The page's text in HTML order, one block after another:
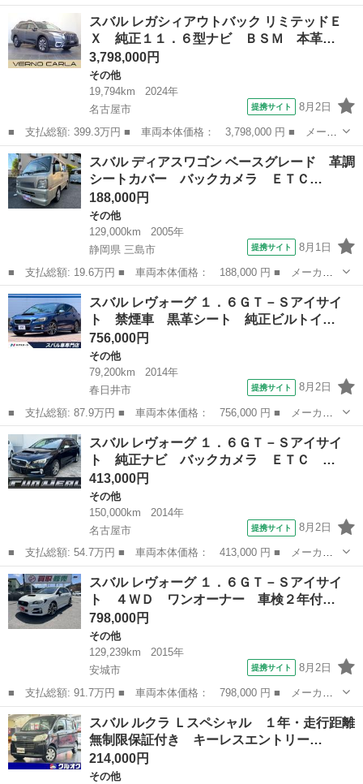
の自社ローンは 👉審査通過率95％❗️ さらに… 👉総額150万円までのお
車なら【頭金0円OK】✨ 「今は無理かも…」と...
ローン
スバル レガシィアウトバック リミテッドＥ
Ｘ 純正１１．６型ナビ ＢＳＭ 本革…
3,798,000円
その他
19,794km
2024年
名古屋市
提携サイト 8月2日
■ 支払総額: 399.3万円 ■ 車両本体価格： 3,798,000 円 ■ メーカ
ー名： スバル ■ 車種名： レガシィアウトバック ■ グレード
名： リミテッドＥＸ 純正１１．６型ナビ ＢＳＭ 本革シート
障害物セン...
愛知 名古屋市 その他
スバル ディアスワゴン ベースグレード 革調
シートカバー バックカメラ ＥＴＣ…
188,000円
その他
129,000km
2005年
静岡県 三島市
提携サイト 8月1日
■ 支払総額: 19.6万円 ■ 車両本体価格： 188,000 円 ■ メーカー
名： スバル ■ 車種名： ディアスワゴン ■ グレード名： ベー
スグレード 革調シートカバー バックカメラ ＥＴＣ ■ 排気
量： 660c...
静岡 三島市
スバル レヴォーグ １．６ＧＴ－Ｓアイサイ
ト 禁煙車 黒革シート 純正ビルトイ…
756,000円
その他
79,200km
2014年
春日井市
提携サイト 8月2日
■ 支払総額: 87.9万円 ■ 車両本体価格： 756,000 円 ■ メーカー
名： スバル ■ 車種名： レヴォーグ ■ グレード名： １．６Ｇ
Ｔ－Ｓアイサイト 禁煙車 黒革シート 純正ビルトインナビ ＥＴ
Ｃ バックカ...
愛知 春日井市
スバル レヴォーグ １．６ＧＴ－Ｓアイサイ
ト 純正ナビ バックカメラ ＥＴＣ …
413,000円
その他
150,000km
2014年
名古屋市
提携サイト 8月2日
■ 支払総額: 54.7万円 ■ 車両本体価格： 413,000 円 ■ メーカー
名： スバル ■ 車種名： レヴォーグ ■ グレード名： １．６Ｇ
Ｔ－Ｓアイサイト 純正ナビ バックカメラ ＥＴＣ フルセグ プ
ッシュスター...
愛知 名古屋市 その他
スバル レヴォーグ １．６ＧＴ－Ｓアイサイ
ト ４ＷＤ ワンオーナー 車検２年付…
798,000円
その他
129,239km
2015年
安城市
提携サイト 8月2日
■ 支払総額: 91.7万円 ■ 車両本体価格： 798,000 円 ■ メーカー
名： スバル ■ 車種名： レヴォーグ ■ グレード名： １．６Ｇ
Ｔ－Ｓアイサイト ４ＷＤ ワンオーナー 車検２年付き ナビ Ｔ
Ｖ Ｂカメラ...
愛知 安城市
スバル ルクラ Ｌスペシャル １年・走行距離
無制限保証付き キーレスエントリー…
214,000円
その他